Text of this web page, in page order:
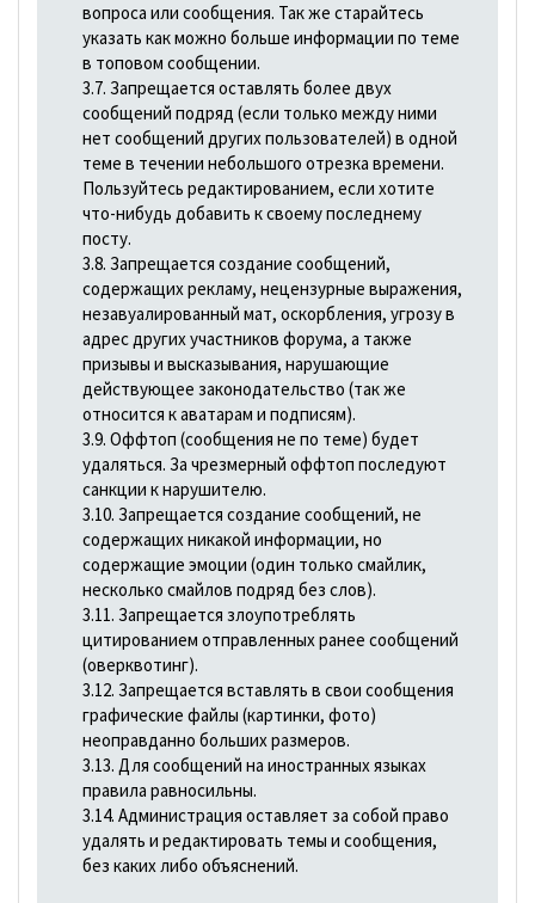
вопроса или сообщения. Так же старайтесь
указать как можно больше информации по теме
в топовом сообщении.
3.7. Запрещается оставлять более двух
сообщений подряд (если только между ними
нет сообщений других пользователей) в одной
теме в течении небольшого отрезка времени.
Пользуйтесь редактированием, если хотите
что-нибудь добавить к своему последнему
посту.
3.8. Запрещается создание сообщений,
содержащих рекламу, нецензурные выражения,
незавуалированный мат, оскорбления, угрозу в
адрес других участников форума, а также
призывы и высказывания, наpyшающие
действующее законодательство (так же
относится к аватарам и подписям).
3.9. Оффтоп (сообщения не по теме) будет
удаляться. За чрезмерный оффтоп последуют
санкции к нарушителю.
3.10. Запрещается создание сообщений, не
содержащих никакой информации, но
содержащие эмоции (один только смайлик,
несколько смайлов подряд без слов).
3.11. Запрещается злоупотреблять
цитированием отправленных ранее сообщений
(оверквотинг).
3.12. Запрещается вставлять в свои сообщения
графические файлы (картинки, фото)
неоправданно больших размеров.
3.13. Для сообщений на иностранных языках
правила равносильны.
3.14. Администрация оставляет за собой право
удалять и редактировать темы и сообщения,
без каких либо объяснений.